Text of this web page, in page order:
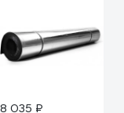
BTM-TP-20M
8 035 ₽